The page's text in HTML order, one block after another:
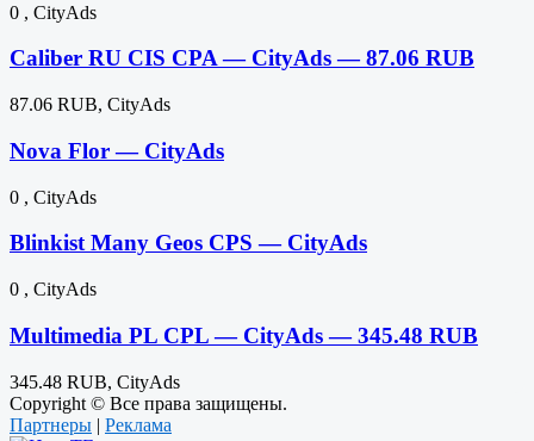
0 , CityAds
Caliber RU CIS CPA — CityAds — 87.06 RUB
87.06 RUB, CityAds
Nova Flor — CityAds
0 , CityAds
Blinkist Many Geos CPS — CityAds
0 , CityAds
Multimedia PL CPL — CityAds — 345.48 RUB
345.48 RUB, CityAds
Copyright © Все права защищены.
Партнеры | Реклама